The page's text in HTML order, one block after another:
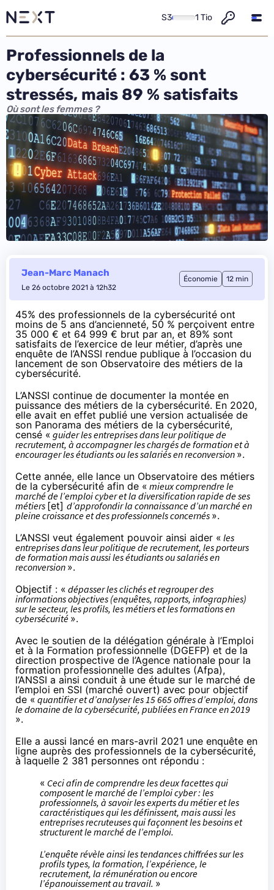
S3 1 Tio
Professionnels de la
cybersécurité : 63 % sont
stressés, mais 89 % satisfaits
Où sont les femmes ?
Jean-Marc Manach
Le 26 octobre 2021 à 12h32
Économie 12 min
45% des professionnels de la cybersécurité ont
moins de 5 ans d’ancienneté, 50 % perçoivent entre
35 000 € et 64 999 € brut par an, et 89% sont
satisfaits de l’exercice de leur métier, d’après une
enquête de l’ANSSI rendue publique à l’occasion du
lancement de son Observatoire des métiers de la
cybersécurité.
L’ANSSI continue de documenter la montée en
puissance des métiers de la cybersécurité. En 2020,
elle avait en effet publié une version actualisée de
son Panorama des métiers de la cybersécurité,
censé « guider les entreprises dans leur politique de
recrutement, à accompagner les chargés de formation et à
encourager les étudiants ou les salariés en reconversion ».
Cette année, elle lance un Observatoire des métiers
de la cybersécurité afin de « mieux comprendre le
marché de l’emploi cyber et la diversification rapide de ses
métiers [et] d’approfondir la connaissance d’un marché en
pleine croissance et des professionnels concernés ».
L’ANSSI veut également pouvoir ainsi aider « les
entreprises dans leur politique de recrutement, les porteurs
de formation mais aussi les étudiants ou salariés en
reconversion ».
Objectif : « dépasser les clichés et regrouper des
informations objectives (enquêtes, rapports, infographies)
sur le secteur, les profils, les métiers et les formations en
cybersécurité ».
Avec le soutien de la délégation générale à l’Emploi
et à la Formation professionnelle (DGEFP) et de la
direction prospective de l’Agence nationale pour la
formation professionnelle des adultes (Afpa),
l’ANSSI a ainsi conduit à une étude sur le marché de
l’emploi en SSI (marché ouvert) avec pour objectif
de « quantifier et d’analyser les 15 665 offres d’emploi, dans
le domaine de la cybersécurité, publiées en France en 2019
».
Elle a aussi lancé en mars-avril 2021 une enquête en
ligne auprès des professionnels de la cybersécurité,
à laquelle 2 381 personnes ont répondu :
« Ceci afin de comprendre les deux facettes qui
composent le marché de l’emploi cyber : les
professionnels, à savoir les experts du métier et les
caractéristiques qui les définissent, mais aussi les
entreprises recruteuses qui façonnent les besoins et
structurent le marché de l’emploi.
L’enquête révèle ainsi les tendances chiffrées sur les
profils types, la formation, l’expérience, le
recrutement, la rémunération ou encore
l’épanouissement au travail. »